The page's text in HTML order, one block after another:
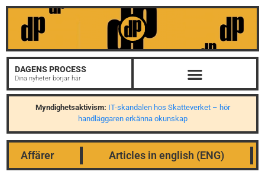
DAGENS PROCESS
Dina nyheter börjar här
Myndighetsaktivism: IT-skandalen hos Skatteverket – hör
handläggaren erkänna okunskap
Affärer Articles in english (ENG)